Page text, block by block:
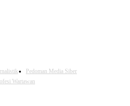
Pedoman Media Siber
Wartawan